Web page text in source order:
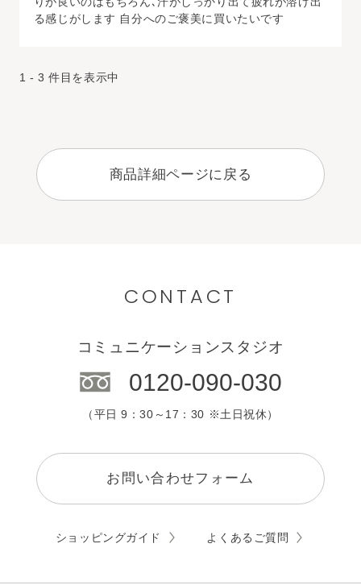
る感じがします 自分へのご褒美に買いたいです
1 - 3 件目を表示中
商品詳細ページに戻る
CONTACT
コミュニケーションスタジオ
0120-090-030
（平日 9：30～17：30 ※土日祝休）
お問い合わせフォーム
ショッピングガイド よくあるご質問